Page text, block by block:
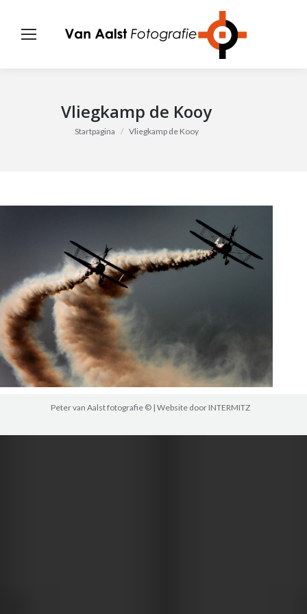
Vliegkamp de Kooy
Je bent hier:
Startpagina Vliegkamp de Kooy
Peter van Aalst fotografie © | Website door INTERMITZ